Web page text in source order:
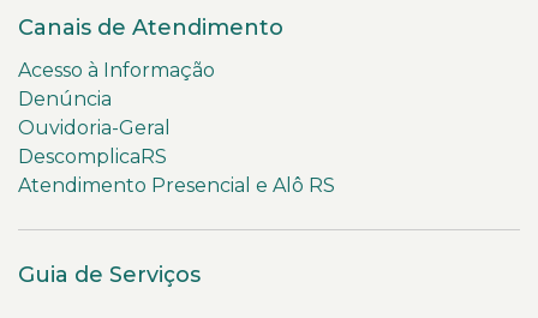
Canais de Atendimento
Acesso à Informação
Denúncia
Ouvidoria-Geral
DescomplicaRS
Atendimento Presencial e Alô RS
Guia de Serviços